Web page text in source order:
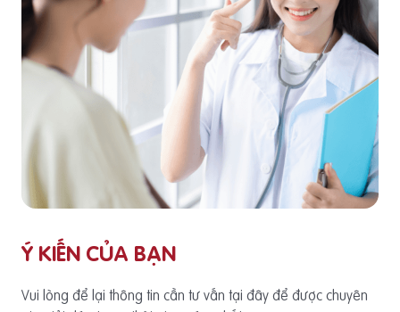
Ý KIẾN CỦA BẠN
Vui lòng để lại thông tin cần tư vấn tại đây để được chuyên